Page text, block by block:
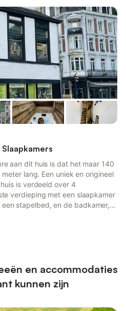
zoals wandelen en
van Spa, waar je kunt
Slaapkamers
aan dit huis is dat het maar 140
lang. Een uniek en origineel
is verdeeld over 4
verdieping met een slaapkamer
stapelbed, en de badkamer,
verdieping met uitzicht op het
en accommodaties
kunnen zijn